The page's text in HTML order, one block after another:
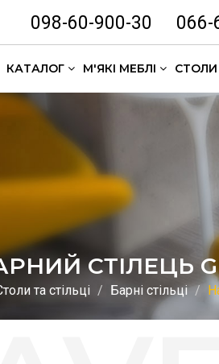
098-60-900-30 066-
КАТАЛОГ М'ЯКІ МЕБЛІ СТОЛИ
СТІЛЕЦЬ
та стільці Барні стільці